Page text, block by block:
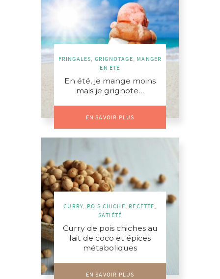
FRINGALES GRIGNOTAGE MANGER
EN ÉTÉ
En été, je mange moins
mais je grignote…
EN SAVOIR PLUS
CURRY POIS CHICHE RECETTE
SATIÉTÉ
Curry de pois chiches au
lait de coco et épices
métaboliques
EN SAVOIR PLUS